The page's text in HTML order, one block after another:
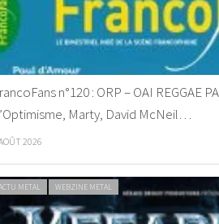
n°120 : ORP – OAI REGGAE
Marty, David McNeil…
2026
METAL WEBZINE METAL